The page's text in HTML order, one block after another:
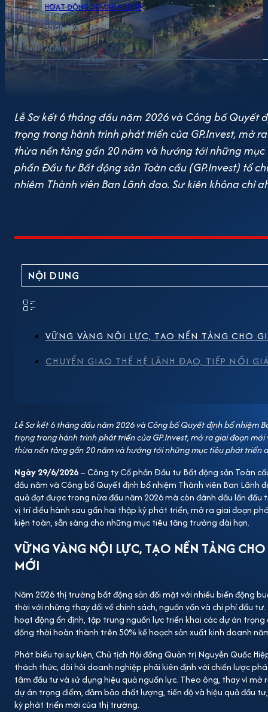
HOẠT ĐỘNG DOANH NGHIỆP
30.06.2026
ADMIN
Lễ Sơ kết 6 tháng đầu năm 2026 và Công bố
trọng trong hành trình phát triển của GP.Invest, mở
thừa nền tảng gần 20 năm và hướng tới những
phần Đầu tư Bất động sản Toàn cầu (GP.Invest) tổ
nhiệm Thành viên Ban Lãnh đạo. Sự kiện không
trưởng dài hạn. Vững vàng nội lực, tạo nền tảng
nguồn vốn và chi phí đầu tư. Trong bối cảnh đó,
triển khai các dự án trọng điểm Palm Manor và
xuất kinh doanh năm. Phát biểu tại sự kiện, Chủ
đúng trọng tâm đầu tư và sử dụng hiệu quả nguồn
vào các dự án trọng điểm, đảm bảo chất lượng,
đầu chu kỳ phát triển mới của thị trường. Những
quản trị vững chắc của GP.Invest. Đây cũng là
triển mới với những mục tiêu lớn hơn trong thời
phát triển bền vững trong giai đoạn mới. Chuyển
trong những điểm nhấn của sự kiện là Lễ Công bố
lực từ ngày 01/07/2026. Theo các quyết định được
GP.Invest; ông Lê Minh Thắng giữ chức Phó Tổng
nhiệm vai trò Tổng Giám đốc GP.Invest từ ngày 01/
Phó Tổng Giám đốc GP.Invest từ ngày 01/07/2026
thực hiện chuyển giao vị trí điều hành cho thế hệ
Nguyễn Quốc Hiệp trao Quyết định bổ nhiệm cho
vai trò điều hành, mà…
NỘI DUNG
VỮNG VÀNG NỘI LỰC, TẠO NỀN TẢNG CHO
CHUYỂN GIAO THẾ HỆ LÃNH ĐẠO, TIẾP NỐI
Lễ Sơ kết 6 tháng đầu năm 2026 và Công bố Quyết định bổ nhiệm
trọng trong hành trình phát triển của GP.Invest, mở ra giai đoạn
thừa nền tảng gần 20 năm và hướng tới những mục tiêu phát triển
Ngày 29/6/2026–Công ty Cổ phần Đầu tư Bất động sản Toàn
đầu năm và Công bố Quyết định bổ nhiệm Thành viên Ban Lãnh
quả đạt được trong nửa đầu năm 2026 mà còn đánh dấu lần
vị trí điều hành sau gần hai thập kỷ phát triển, mở ra giai đoạn
kiện toàn, sẵn sàng cho những mục tiêu tăng trưởng dài hạn.
VỮNG VÀNG NỘI LỰC, TẠO NỀN TẢNG
MỚI
Năm 2026 thị trường bất động sản đối mặt với nhiều biến động
thời với những thay đổi về chính sách, nguồn vốn và chi phí đầu
hoạt động ổn định, tập trung nguồn lực triển khai các dự án
đồng thời hoàn thành trên 50% kế hoạch sản xuất kinh doanh
Phát biểu tại sự kiện, Chủ tịch Hội đồng Quản trị Nguyễn Quốc
thách thức, đòi hỏi doanh nghiệp phải kiên định với chiến lược
tâm đầu tư và sử dụng hiệu quả nguồn lực. Theo ông, thay vì
dự án trọng điểm, đảm bảo chất lượng, tiến độ và hiệu quả đầu
kỳ phát triển mới của thị trường.